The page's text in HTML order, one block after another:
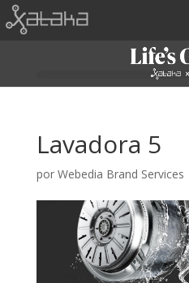
Lavadora 5
por Webedia Brand Services